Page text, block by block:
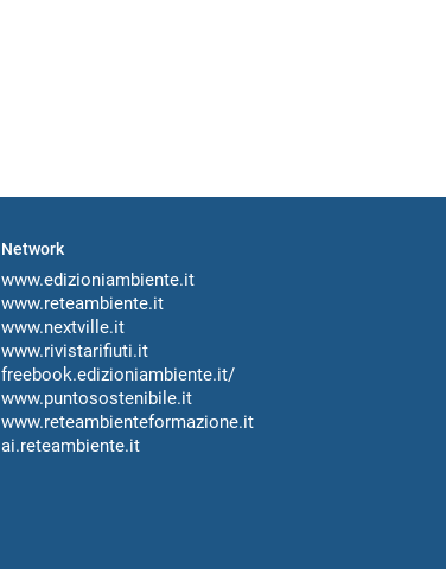
Network
www.edizioniambiente.it
www.reteambiente.it
www.nextville.it
www.rivistarifiuti.it
freebook.edizioniambiente.it/
www.puntosostenibile.it
www.reteambienteformazione.it
ai.reteambiente.it